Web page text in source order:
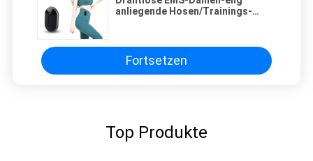
anliegende Hosen/Trainings-
Fortsetzen
Top Produkte